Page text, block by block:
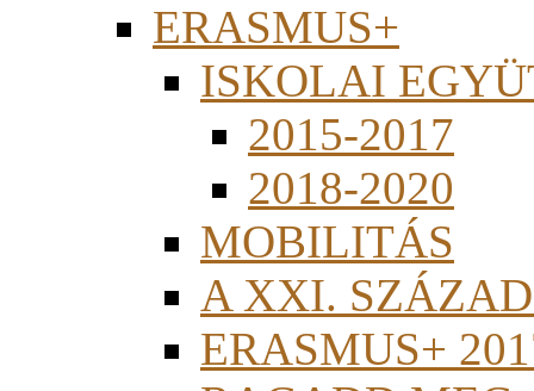
ERASMUS+
ISKOLAI
2015-2017
2018-2020
MOBILITÁS
A XXI.
ERASMUS+